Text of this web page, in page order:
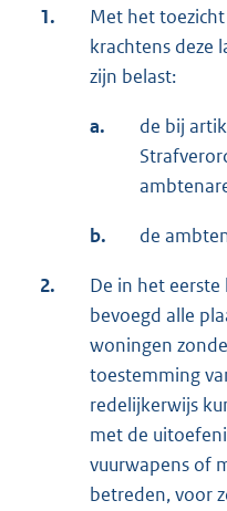
1.
Met het
krachtens deze
zijn belast:
a.
de bij
b. de
2.
De in het
bevoegd alle
woningen
toestemming
redelijkerwijs
met de
vuurwapens of
betreden, voor